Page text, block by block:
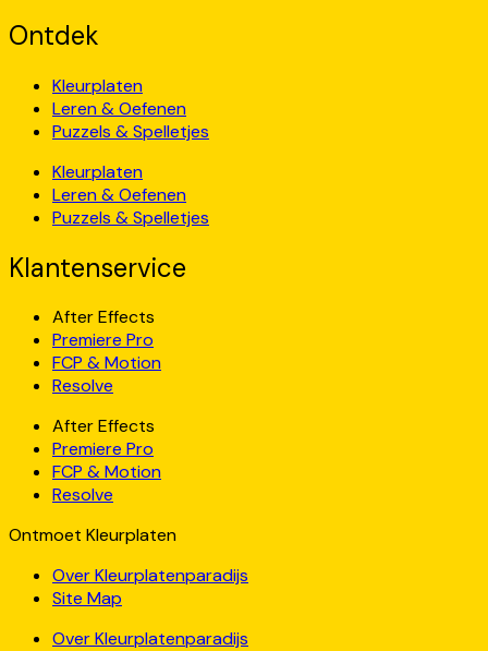
Ontdek
Kleurplaten
Leren & Oefenen
Puzzels & Spelletjes
Kleurplaten
Leren & Oefenen
Puzzels & Spelletjes
Klantenservice
After Effects
Premiere Pro
FCP & Motion
Resolve
After Effects
Premiere Pro
FCP & Motion
Resolve
Ontmoet Kleurplaten
Over Kleurplatenparadijs
Site Map
Over Kleurplatenparadijs